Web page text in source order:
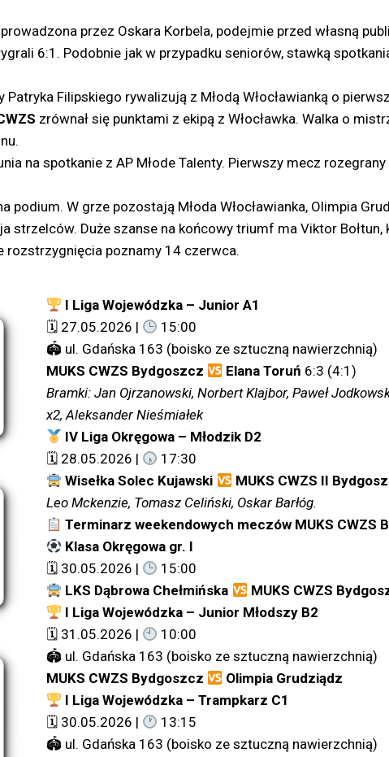
przez Oskara Korbela, podejmie przed własną
6:1. Podobnie jak w przypadku seniorów, stawką
Patryka Filipskiego rywalizują z Młodą Włocławianką o
zrównał się punktami z ekipą z Włocławka. Walka o
na spotkanie z AP Młode Talenty. Pierwszy mecz
W grze pozostają Młoda Włocławianka, Olimpia
Duże szanse na końcowy triumf ma Viktor Bołtun,
rozstrzygnięcia poznamy 14 czerwca.
I Liga Wojewódzka – Junior A1
🗓 27.05.2026 |
15:00
🏟 ul. Gdańska 163 (boisko ze sztuczną nawierzchnią)
MUKS CWZS Bydgoszcz
Elana Toruń 6:3 (4:1)
Bramki: Jan Ojrzanowski, Norbert Klajbor, Paweł
x2, Aleksander Nieśmiałek
IV Liga Okręgowa – Młodzik D2
🗓 28.05.2026 |
17:30
Wisełka Solec Kujawski
MUKS CWZS II
Leo Mckenzie, Tomasz Celiński, Oskar Barłóg.
Terminarz weekendowych meczów MUKS CWZS
Klasa Okręgowa gr. I
🗓 30.05.2026 |
15:00
LKS Dąbrowa Chełmińska
MUKS CWZS
I Liga Wojewódzka – Junior Młodszy B2
🗓 31.05.2026 |
10:00
🏟 ul. Gdańska 163 (boisko ze sztuczną nawierzchnią)
MUKS CWZS Bydgoszcz
Olimpia Grudziądz
I Liga Wojewódzka – Trampkarz C1
🗓 30.05.2026 |
13:15
🏟 ul. Gdańska 163 (boisko ze sztuczną nawierzchnią)